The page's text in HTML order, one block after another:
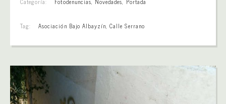
Tag: Asociación Bajo Albayzín,Calle Serrano